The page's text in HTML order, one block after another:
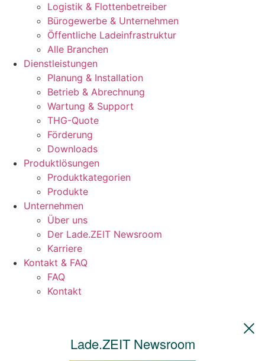
Logistik & Flottenbetreiber​
Bürogewerbe & Unternehmen​
Öffentliche Ladeinfrastruktur​
Alle Branchen
Dienstleistungen
Planung & Installation
Betrieb & Abrechnung
Wartung & Support
THG-Quote
Förderung
Downloads
Produktlösungen
Produktkategorien
Produkte
Unternehmen
Über uns
Der Lade.ZEIT Newsroom
Karriere
Kontakt & FAQ
FAQ
Kontakt
Lade.ZEIT Newsroom